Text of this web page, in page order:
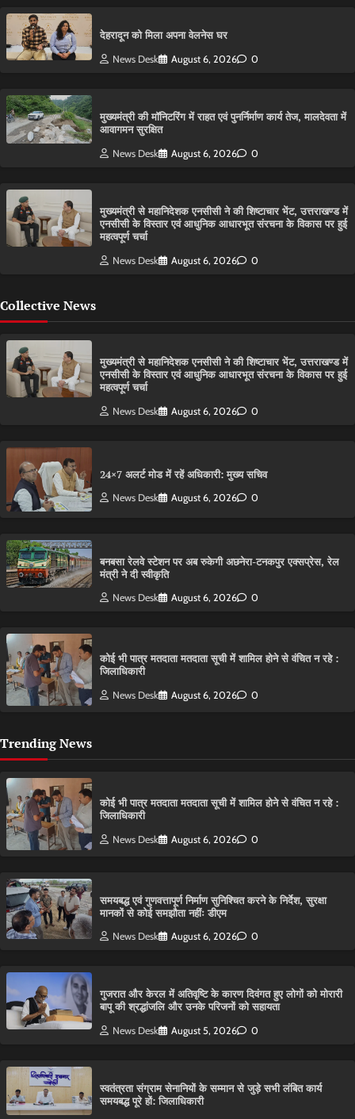
देहरादून को मिला अपना वेलनेस घर
News Desk August 6, 2026 0
मुख्यमंत्री की मॉनिटरिंग में राहत एवं पुनर्निर्माण कार्य तेज, मालदेवता में
आवागमन सुरक्षित
News Desk August 6, 2026 0
मुख्यमंत्री से महानिदेशक एनसीसी ने की शिष्टाचार भेंट, उत्तराखण्ड में
एनसीसी के विस्तार एवं आधुनिक आधारभूत संरचना के विकास पर हुई
महत्वपूर्ण चर्चा
News Desk August 6, 2026 0
Collective News
मुख्यमंत्री से महानिदेशक एनसीसी ने की शिष्टाचार भेंट, उत्तराखण्ड में
एनसीसी के विस्तार एवं आधुनिक आधारभूत संरचना के विकास पर हुई
महत्वपूर्ण चर्चा
News Desk August 6, 2026 0
24×7 अलर्ट मोड में रहें अधिकारी: मुख्य सचिव
News Desk August 6, 2026 0
बनबसा रेलवे स्टेशन पर अब रुकेगी अछनेरा-टनकपुर एक्सप्रेस, रेल
मंत्री ने दी स्वीकृति
News Desk August 6, 2026 0
कोई भी पात्र मतदाता मतदाता सूची में शामिल होने से वंचित न रहे :
जिलाधिकारी
News Desk August 6, 2026 0
Trending News
कोई भी पात्र मतदाता मतदाता सूची में शामिल होने से वंचित न रहे :
जिलाधिकारी
News Desk August 6, 2026 0
समयबद्ध एवं गुणवत्तापूर्ण निर्माण सुनिश्चित करने के निर्देश, सुरक्षा
मानकों से कोई समझौता नहींः डीएम
News Desk August 6, 2026 0
गुजरात और केरल में अतिवृष्टि के कारण दिवंगत हुए लोगों को मोरारी
बापू की श्रद्धांजलि और उनके परिजनों को सहायता
News Desk August 5, 2026 0
स्वतंत्रता संग्राम सेनानियों के सम्मान से जुड़े सभी लंबित कार्य
समयबद्ध पूरे हों: जिलाधिकारी